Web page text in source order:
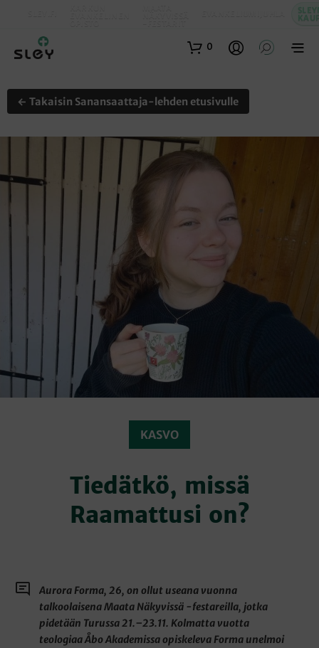
0
← Takaisin Sanansaattaja-lehden etusivulle
KASVO
Tiedätkö, missä
Raamattusi on?
Aurora Forma, 26, on ollut useana vuonna
talkoolaisena Maata Näkyvissä -festareilla, jotka
pidetään Turussa 21.–23.11. Kolmatta vuotta
teologiaa Åbo Akademissa opiskeleva Forma unelmoi